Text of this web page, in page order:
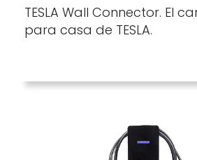
TESLA Wall Connector. El
para casa de TESLA.